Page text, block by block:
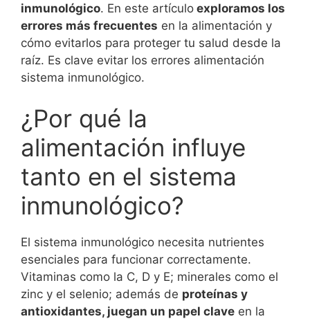
inmunológico. En este artículo exploramos los
errores más frecuentes en la alimentación y
cómo evitarlos para proteger tu salud desde la
raíz. Es clave evitar los errores alimentación
sistema inmunológico.
¿Por qué la
alimentación influye
tanto en el sistema
inmunológico?
El sistema inmunológico necesita nutrientes
esenciales para funcionar correctamente.
Vitaminas como la C, D y E; minerales como el
zinc y el selenio; además de proteínas y
antioxidantes, juegan un papel clave en la